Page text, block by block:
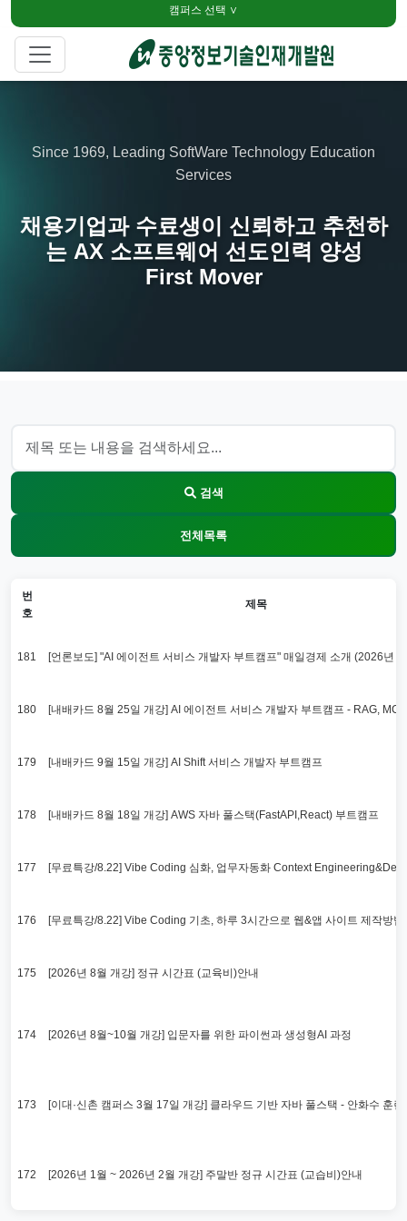
캠퍼스 선택 ∨
Since 1969, Leading SoftWare Technology Education
Services
채용기업과 수료생이 신뢰하고 추천하
는 AX 소프트웨어 선도인력 양성
First Mover
검색
전체목록
번
호
제목
181 [언론보도] "AI 에이전트 서비스 개발자 부트캠프" 매일경제 소개 (2026년 8
180 [내배카드 8월 25일 개강] AI 에이전트 서비스 개발자 부트캠프 - RAG,
179 [내배카드 9월 15일 개강] AI Shift 서비스 개발자 부트캠프
178 [내배카드 8월 18일 개강] AWS 자바 풀스택(FastAPI,React) 부트캠프
177 [무료특강/8.22] Vibe Coding 심화, 업무자동화 Context
176 [무료특강/8.22] Vibe Coding 기초, 하루 3시간으로 웹&앱 사이트 제작방법
175 [2026년 8월 개강] 정규 시간표 (교육비)안내
174 [2026년 8월~10월 개강] 입문자를 위한 파이썬과 생성형AI 과정
173 [이대·신촌 캠퍼스 3월 17일 개강] 클라우드 기반 자바 풀스택 - 안화수 훈련
172 [2026년 1월 ~ 2026년 2월 개강] 주말반 정규 시간표 (교습비)안내